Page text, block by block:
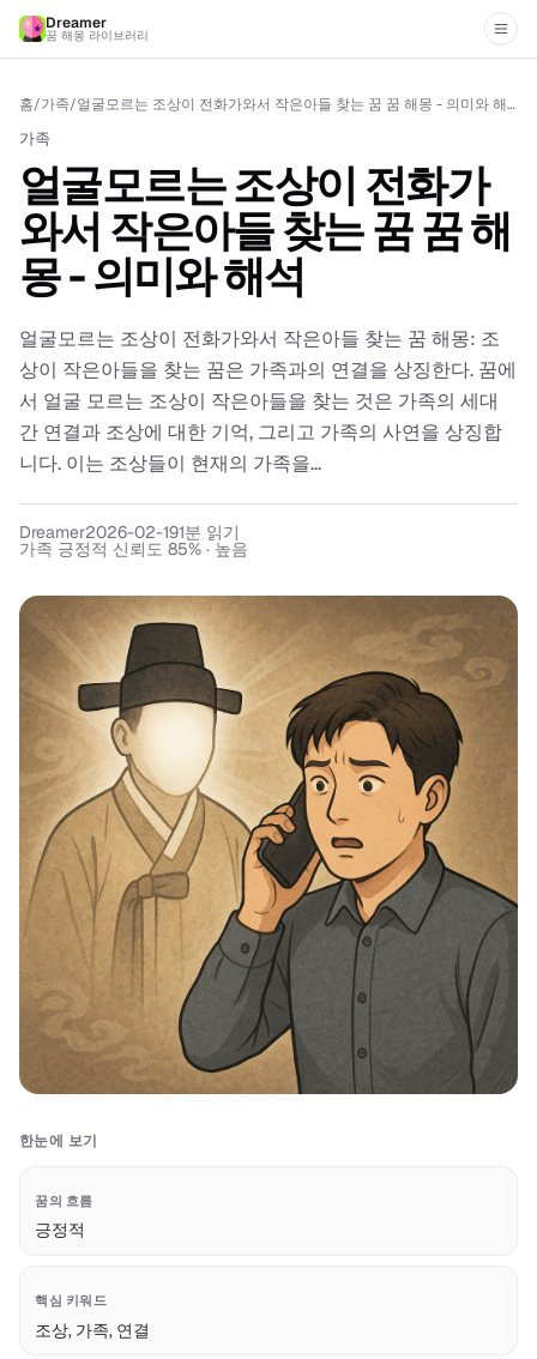
Dreamer
꿈 해몽 라이브러리
홈/가족/ 얼굴모르는 조상이 전화가와서 작은아들 찾는 꿈 꿈 해몽 - 의미와 해석
가족
얼굴모르는 조상이 전화가
와서 작은아들 찾는 꿈 꿈 해
몽 - 의미와 해석
얼굴모르는 조상이 전화가와서 작은아들 찾는 꿈 해몽: 조
상이 작은아들을 찾는 꿈은 가족과의 연결을 상징한다. 꿈에
서 얼굴 모르는 조상이 작은아들을 찾는 것은 가족의 세대
간 연결과 조상에 대한 기억, 그리고 가족의 사연을 상징합
니다. 이는 조상들이 현재의 가족을...
Dreamer2026-02-191분 읽기
가족 긍정적 신뢰도 85% · 높음
한눈에 보기
꿈의 흐름
긍정적
핵심 키워드
조상, 가족, 연결